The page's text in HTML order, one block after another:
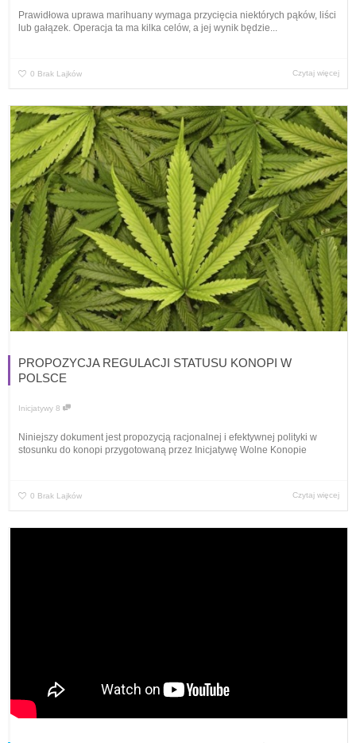
Prawidłowa uprawa marihuany wymaga przycięcia niektórych pąków, liści
lub gałązek. Operacja ta ma kilka celów, a jej wynik będzie...
0 Brak Lajków Czytaj więcej
PROPOZYCJA REGULACJI STATUSU KONOPI W
POLSCE
Inicjatywy 8
Niniejszy dokument jest propozycją racjonalnej i efektywnej polityki w
stosunku do konopi przygotowaną przez Inicjatywę Wolne Konopie
0 Brak Lajków Czytaj więcej